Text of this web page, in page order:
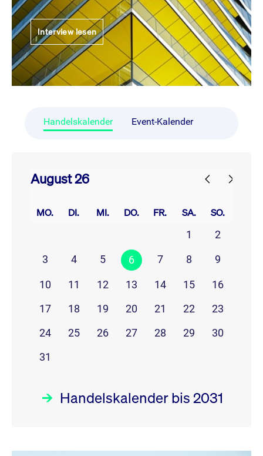
Interview lesen
Handelskalender Event-Kalender
August 26
MO. DI. MI. DO. FR. SA. SO.
1
2
3
4 5 6 7 8 9
10 11 12 13 14 15
16
17
18 19 20 21 22
23
24
25 26 27 28 29
30
31
Handelskalender bis 2031